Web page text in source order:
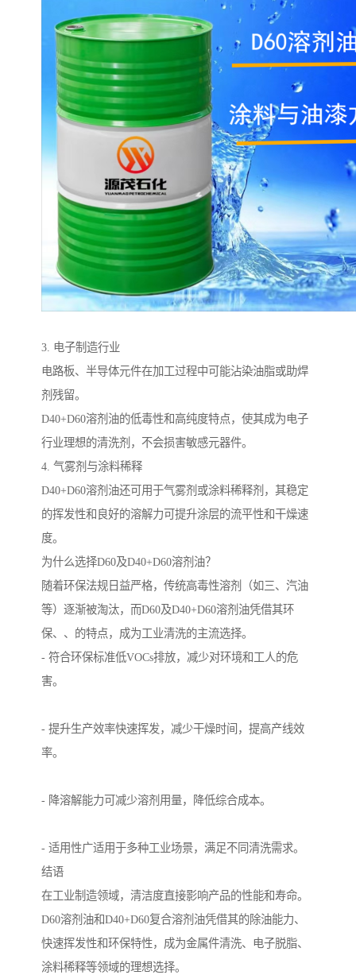
3. 电子制造行业
电路板、半导体元件在加工过程中可能沾染油脂或助焊
剂残留。
D40+D60溶剂油的低毒性和高纯度特点，使其成为电子
行业理想的清洗剂，不会损害敏感元器件。
4. 气雾剂与涂料稀释
D40+D60溶剂油还可用于气雾剂或涂料稀释剂，其稳定
的挥发性和良好的溶解力可提升涂层的流平性和干燥速
度。
为什么选择D60及D40+D60溶剂油？
随着环保法规日益严格，传统高毒性溶剂（如三、汽油
等）逐渐被淘汰，而D60及D40+D60溶剂油凭借其环
保、、的特点，成为工业清洗的主流选择。
- 符合环保标准低VOCs排放，减少对环境和工人的危
害。
- 提升生产效率快速挥发，减少干燥时间，提高产线效
率。
- 降溶解能力可减少溶剂用量，降低综合成本。
- 适用性广适用于多种工业场景，满足不同清洗需求。
结语
在工业制造领域，清洁度直接影响产品的性能和寿命。
D60溶剂油和D40+D60复合溶剂油凭借其的除油能力、
快速挥发性和环保特性，成为金属件清洗、电子脱脂、
涂料稀释等领域的理想选择。